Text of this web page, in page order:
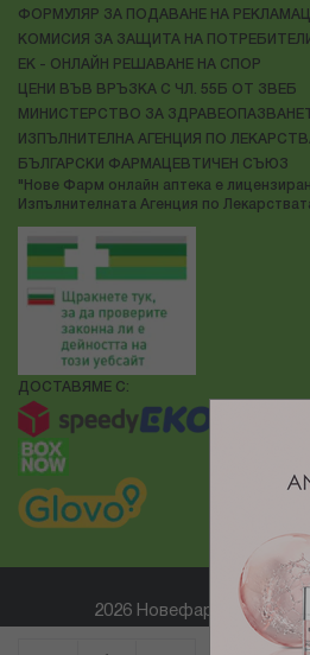
ФОРМУЛЯР ЗА ПОДАВАНЕ НА
КОМИСИЯ ЗА ЗАЩИТА НА
ЕК - ОНЛАЙН РЕШАВАНЕ НА СПОР
ЦЕНИ ВЪВ ВРЪЗКА С ЧЛ. 55Б ОТ ЗВЕБ
МИНИСТЕРСТВО ЗА
ИЗПЪЛНИТЕЛНА АГЕНЦИЯ ПО
БЪЛГАРСКИ ФАРМАЦЕВТИЧЕН СЪЮЗ
"Нове Фарм онлайн аптека е
Изпълнителната Агенция по
ДОСТАВЯМЕ С:
2026 Новефарм ® Всички
Електронен магазин